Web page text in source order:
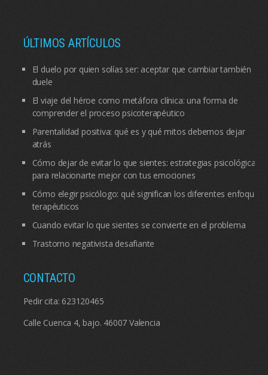
ÚLTIMOS ARTÍCULOS
El duelo por quien solías ser: aceptar que cambiar también
duele
El viaje del héroe como metáfora clínica: una forma de
comprender el proceso psicoterapéutico
Parentalidad positiva: qué es y qué mitos debemos dejar
atrás
Cómo dejar de evitar lo que sientes: estrategias psicológicas
para relacionarte mejor con tus emociones
Cómo elegir psicólogo: qué significan los diferentes enfoques
terapéuticos
Cuando evitar lo que sientes se convierte en el problema
Trastorno negativista desafiante
CONTACTO
Pedir cita: 623120465
Calle Cuenca 4, bajo. 46007 Valencia